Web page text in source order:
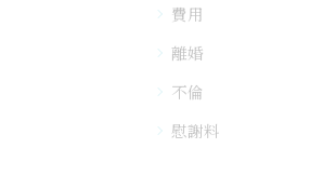
費用
離婚
不倫
慰謝料